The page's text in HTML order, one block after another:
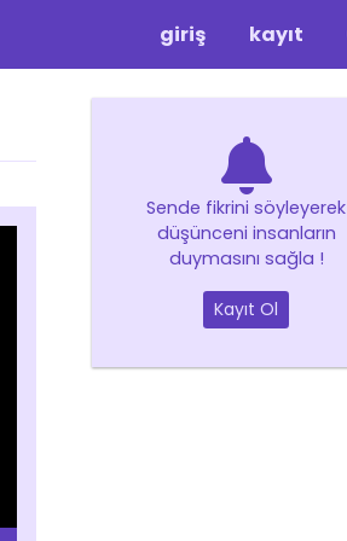
giriş kayıt
Sende fikrini söyleyerek
düşünceni insanların
duymasını sağla !
Kayıt Ol